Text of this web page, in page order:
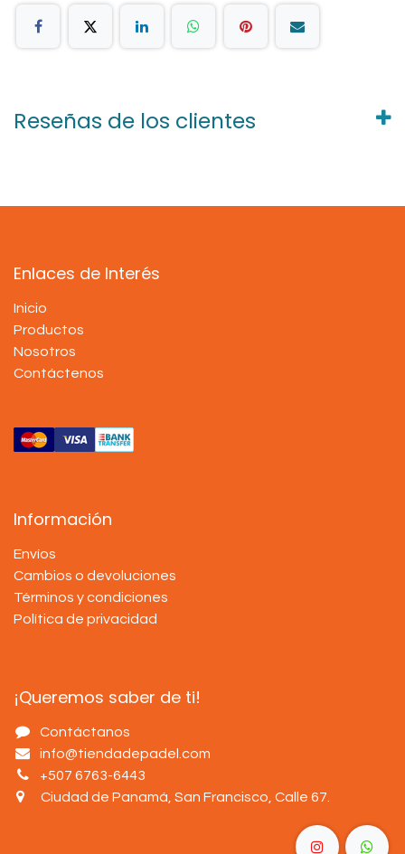
Reseñas de los clientes
Enlaces de Interés
Inicio
Productos
Nosotros
Contáctenos
Información
Envíos
Cambios o devoluciones
Términos y condiciones
Política de privacidad
¡Queremos saber de ti!
Contáctanos
info@tiendadepadel.com
+507 6763-6443
Ciudad de Panamá, San Francisco, Calle 67.